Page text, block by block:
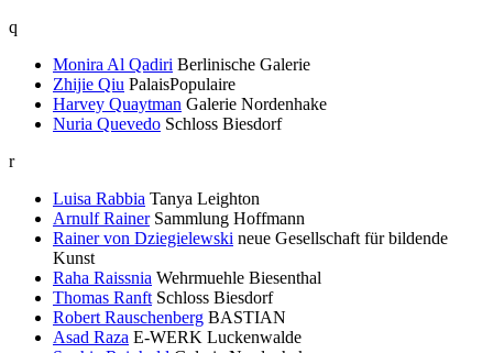
q
Monira Al Qadiri Berlinische Galerie
Zhijie Qiu PalaisPopulaire
Harvey Quaytman Galerie Nordenhake
Nuria Quevedo Schloss Biesdorf
r
Luisa Rabbia Tanya Leighton
Arnulf Rainer Sammlung Hoffmann
Rainer von Dziegielewski neue Gesellschaft für bildende
Kunst
Raha Raissnia Wehrmuehle Biesenthal
Thomas Ranft Schloss Biesdorf
Robert Rauschenberg BASTIAN
Asad Raza E-WERK Luckenwalde